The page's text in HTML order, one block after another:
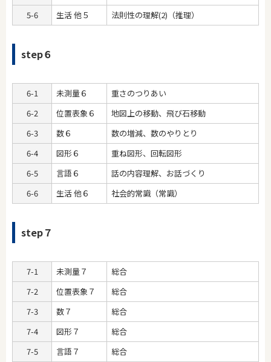
5-6
生活 他５ 法則性の理解(2)（推理）
step６
6-1 未測量６
重さのつりあい
6-2
位置表象６
地図上の移動、飛び石移動
6-3
数６
数の増減、数のやりとり
6-4
図形６
重ね図形、回転図形
6-5
言語６
話の内容理解、お話づくり
6-6
生活 他６ 社会的常識（常識）
step７
7-1 未測量７
総合
7-2
位置表象７
総合
7-3
数７
総合
7-4
図形７
総合
7-5
言語７
総合